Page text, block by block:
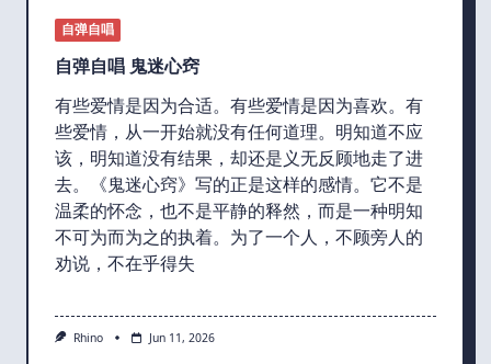
自弹自唱
自弹自唱 鬼迷心窍
有些爱情是因为合适。有些爱情是因为喜欢。有
些爱情，从一开始就没有任何道理。明知道不应
该，明知道没有结果，却还是义无反顾地走了进
去。《鬼迷心窍》写的正是这样的感情。它不是
温柔的怀念，也不是平静的释然，而是一种明知
不可为而为之的执着。为了一个人，不顾旁人的
劝说，不在乎得失
Rhino Jun 11, 2026